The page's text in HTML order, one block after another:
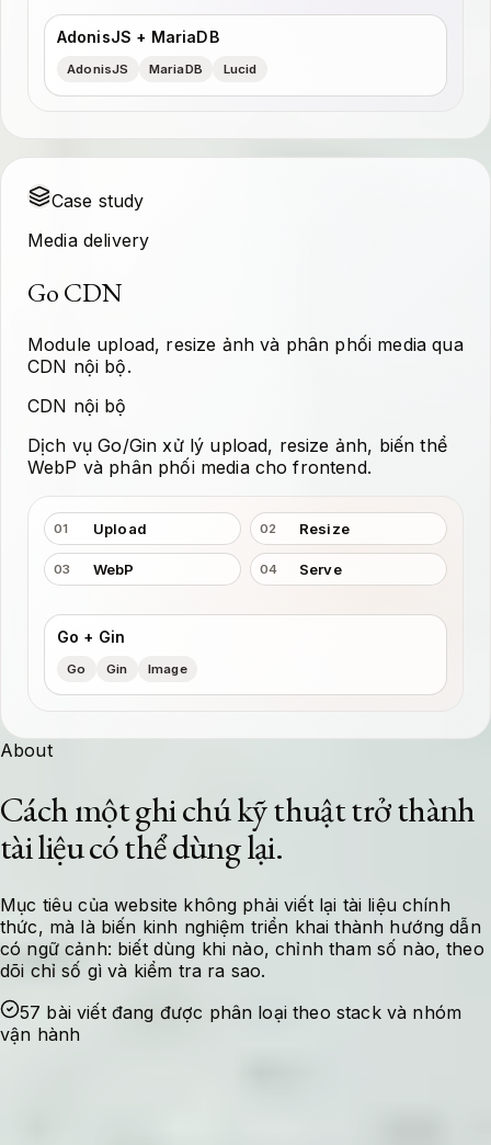
AdonisJS + MariaDB
AdonisJS MariaDB Lucid
Case study
Media delivery
Go CDN
Module upload, resize ảnh và phân phối media qua
CDN nội bộ.
CDN nội bộ
Dịch vụ Go/Gin xử lý upload, resize ảnh, biến thể
WebP và phân phối media cho frontend.
01 Upload 02 Resize
03 WebP 04 Serve
Go + Gin
Go Gin Image
About
Cách một ghi chú kỹ thuật trở thành
tài liệu có thể dùng lại.
Mục tiêu của website không phải viết lại tài liệu chính
thức, mà là biến kinh nghiệm triển khai thành hướng dẫn
có ngữ cảnh: biết dùng khi nào, chỉnh tham số nào, theo
dõi chỉ số gì và kiểm tra ra sao.
57 bài viết đang được phân loại theo stack và nhóm
vận hành